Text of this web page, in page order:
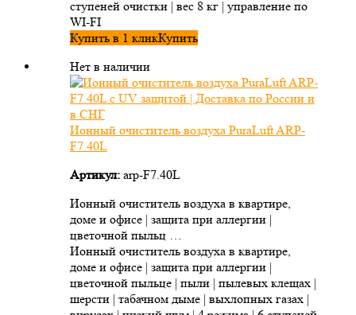
ступеней очистки | вес 8 кг | управление по
WI-FI
Купить в 1 кликКупить
Нет в наличии
Ионный очиститель воздуха PuraLuft ARP-
F7.40L
Артикул: arp-F7.40L
Ионный очиститель воздуха в квартире,
доме и офисе | защита при аллергии |
цветочной пыльц …
Ионный очиститель воздуха в квартире,
доме и офисе | защита при аллергии |
цветочной пыльце | пыли | пылевых клещах |
шерсти | табачном дыме | выхлопных газах |